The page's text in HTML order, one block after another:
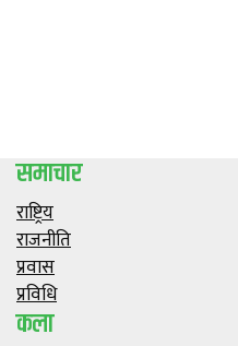
समाचार
राष्ट्रिय
राजनीति
प्रवास
प्रविधि
कला